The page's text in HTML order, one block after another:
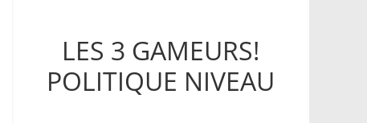
LES 3 GAMEURS!
POLITIQUE NIVEAU